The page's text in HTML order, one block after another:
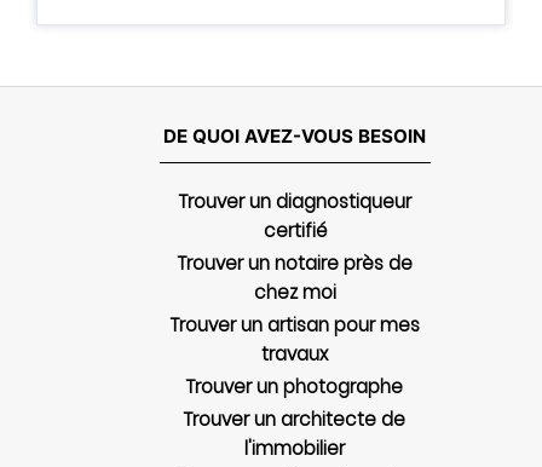
DE QUOI AVEZ-VOUS BESOIN
Trouver un diagnostiqueur
certifié
Trouver un notaire près de
chez moi
Trouver un artisan pour mes
travaux
Trouver un photographe
Trouver un architecte de
l'immobilier